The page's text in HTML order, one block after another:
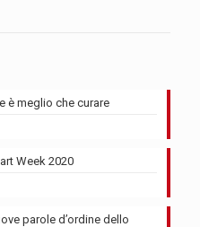
è meglio che curare
Week 2020
parole d’ordine dello